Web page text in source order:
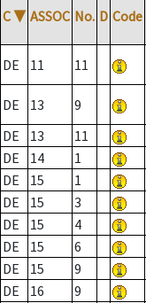
C ▼ ASSOC No. D Code
DE 11 11
DE 13 9
DE
13 11
DE
14 1
DE
15 1
DE
15 3
DE
15 4
DE
15 6
DE
15 9
DE
16 9